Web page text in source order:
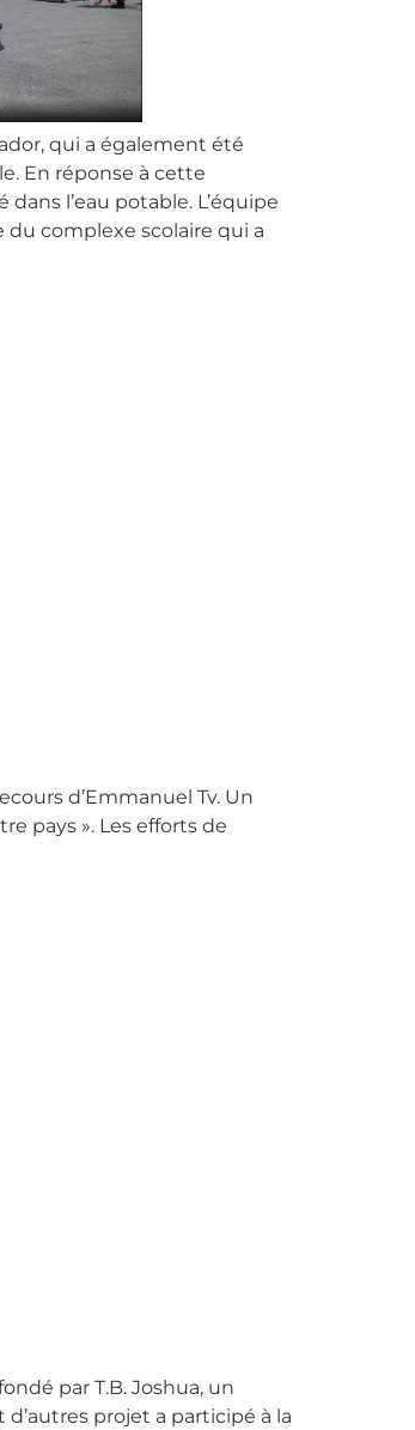
qui a également été
En réponse à cette
l’eau potable. L’équipe
du complexe scolaire qui a
d’Emmanuel Tv. Un
pays ». Les efforts de
par T.B. Joshua, un
projet a participé à la